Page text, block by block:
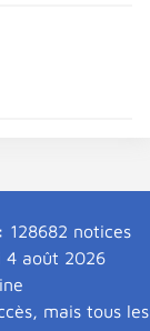
128682 notices
4 août 2026
mais tous les